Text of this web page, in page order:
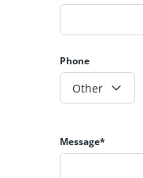
Phone
Other
Message*